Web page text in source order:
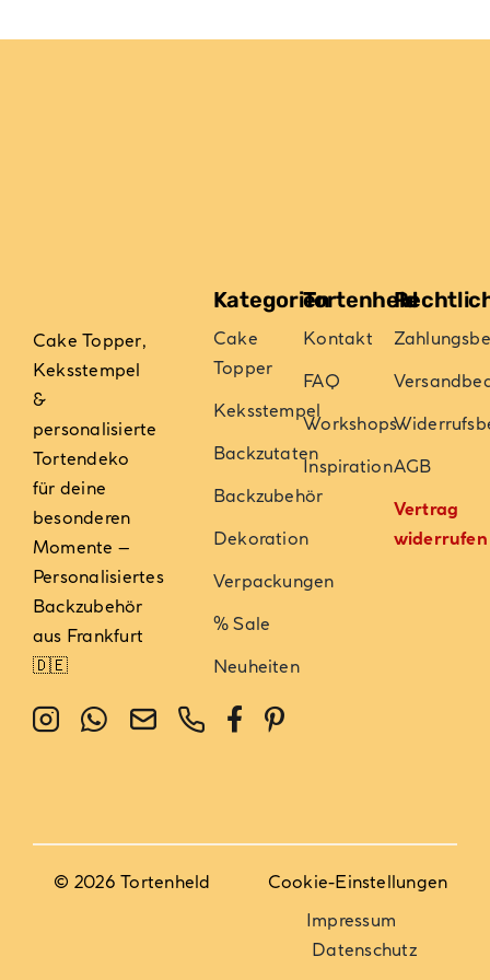
Cake Topper,
Keksstempel
&
personalisierte
Tortendeko
für deine
besonderen
Momente –
Personalisiertes
Backzubehör
aus Frankfurt
🇩🇪
Kategorien
Cake
Topper
Keksstempel
Backzutaten
Backzubehör
Dekoration
Verpackungen
% Sale
Neuheiten
Tortenheld
Kontakt
FAQ
Workshops
InspirationAGB
Vertrag
widerrufen
© 2026 Tortenheld
Cookie-Einstellungen
Impressum
Datenschutz